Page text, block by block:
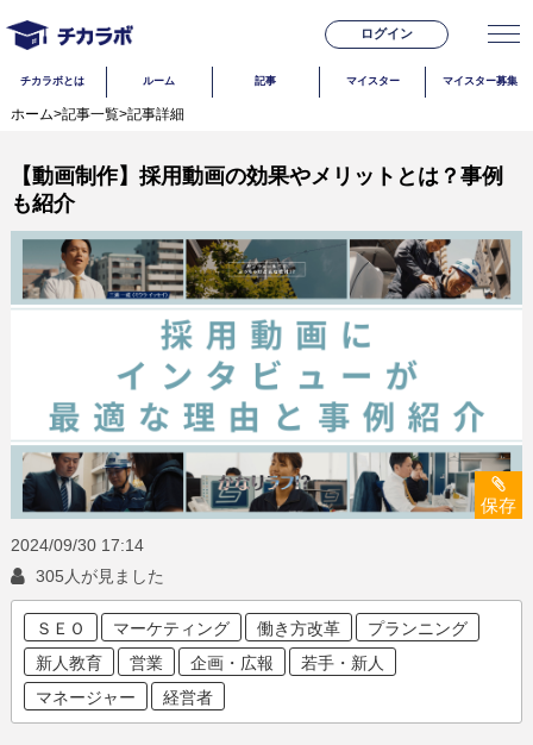
ログイン
チカラボとは ルーム 記事 マイスター マイスター募集
ホーム>記事一覧>記事詳細
【動画制作】採用動画の効果やメリットとは？事例
も紹介
保存
2024/09/30 17:14
305人が見ました
ＳＥＯ マーケティング 働き方改革
プランニング
新人教育
営業 企画・広報
若手・新人
マネージャー
経営者